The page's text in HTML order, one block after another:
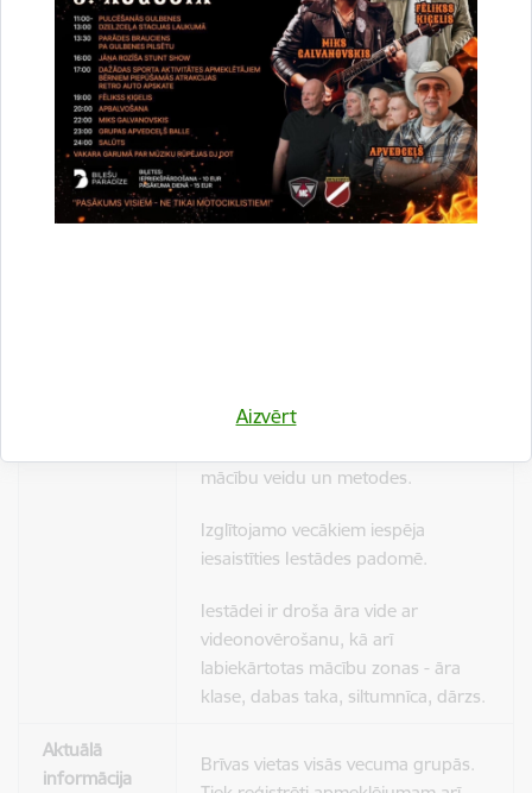
Aizvērt
Piedāvājam
Barboleta metodi;
Masieris.
Tautas deju nodarbības Jāņa
Matisona vadībā, sākot no 4 gadu
vecuma.
Angļu valodas nodarbības – “Britu
lai pozitīvā, labvēlīgā vidē
mācību veidu un metodes.
Izglītojamo vecākiem iespēja
iesaistīties Iestādes padomē.
Iestādei ir droša āra vide ar
videonovērošanu, kā arī
labiekārtotas mācību zonas - āra
klase, dabas taka, siltumnīca, dārzs.
Aktuālā
informācija
Brīvas vietas visās vecuma grupās.